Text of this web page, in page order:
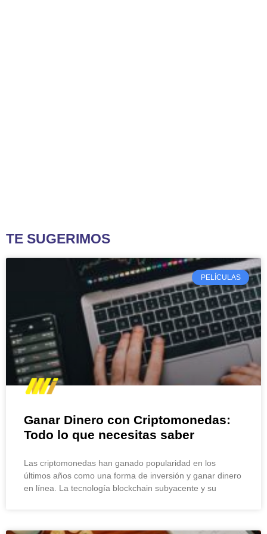
TE SUGERIMOS
PELÍCULAS
Ganar Dinero con Criptomonedas:
Todo lo que necesitas saber
Las criptomonedas han ganado popularidad en los
últimos años como una forma de inversión y ganar dinero
en línea. La tecnología blockchain subyacente y su